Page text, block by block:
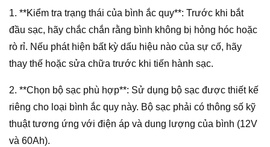
1. **Kiểm tra trạng thái của bình ắc quy**: Trước khi bắt
đầu sạc, hãy chắc chắn rằng bình không bị hỏng hóc hoặc
rò rỉ. Nếu phát hiện bất kỳ dấu hiệu nào của sự cố, hãy
thay thế hoặc sửa chữa trước khi tiến hành sạc.
2. **Chọn bộ sạc phù hợp**: Sử dụng bộ sạc được thiết kế
riêng cho loại bình ắc quy này. Bộ sạc phải có thông số kỹ
thuật tương ứng với điện áp và dung lượng của bình (12V
và 60Ah).